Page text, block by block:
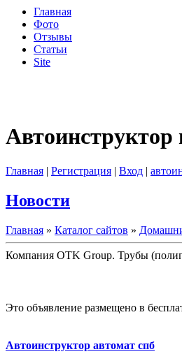
Главная
Фото
Отзывы
Статьи
Site
Главная | Регистрация | Вход |
Новости
Главная » Каталог сайтов »
Компания OTK Group. Трубы
Это объявление размещено в
Автоинструктор автомат спб